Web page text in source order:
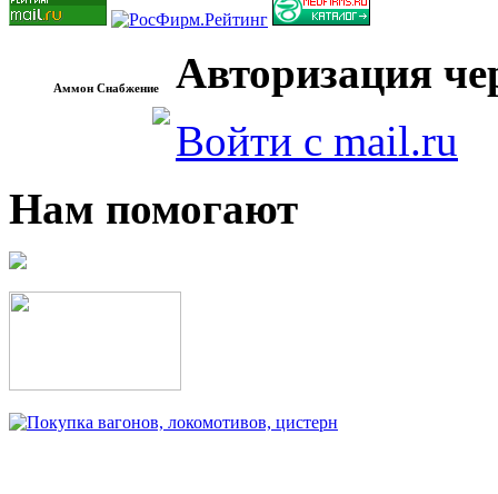
Аммон Снабжение
Авторизация
Войти с mail.ru
Нам помогают